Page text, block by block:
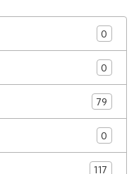
0
0
79
0
117